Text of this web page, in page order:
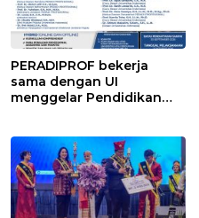
PERADIPROF bekerja
sama dengan UI
menggelar Pendidikan